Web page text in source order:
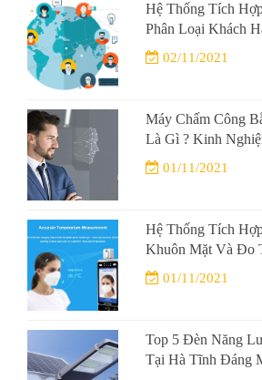
Hệ Thống Tích
Phân Loại Khách
02/11/2021
Máy Chấm Công
Là Gì ? Kinh
01/11/2021
Hệ Thống Tích
Khuôn Mặt Và Đo
01/11/2021
Top 5 Đèn Năng
Tại Hà Tĩnh Đáng